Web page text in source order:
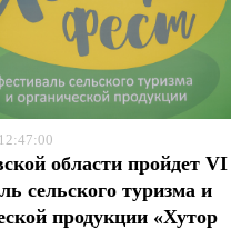
области пройдет VI
сельского туризма и
продукции «Хутор